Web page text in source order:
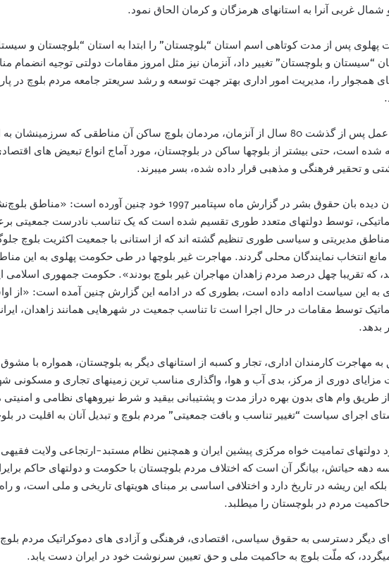
غربی آنرا به استانهای هرمزگان و کرمان الحاق نمود.
پهلوی پس از مدت کوتاهی اسم استان “بلوچستان” را ابتدا به استان “بلوچستان و
“سيستان و بلوچستان” تغيير داد، آنزمان نيز مثل امروز مقامات دولتی توجيه انضمام
همجوار را، مديريت امور اداری بهتر جهت توسعه و رشد سريعتر جامعه مردم بلوچ در
اما در عمل پس از گذشت 80 سال از آنزمان، مردمان بلوچ ساکن آن مناطقی که
شده است، حتی بیشتر از بلوچها ساکن در بلوچستان، مورد آماج انواع تبعيض های
و تحقیر فرهنگی و مذهبی قرار داده شده، بسر ميبرند.
سازمان دیده بان حقوق بشر در گزارش ماه سپتامبر 1997 خود چنين آورده است:
توسط دولتهای متعدد طوری تقسیم شده است که یک تناسب نادرست جمعیتی
مدیریتی و سیاسی طوری تنظیم گشته اند که از استانی با جمعيت اکثریت بلوچ
انتخاب نمایندگان محلی گردند. مهاجرت غیر بلوچها در طی حکومت پهلوی به این
که تقریبا چهل درصد مردم زاهدان مهاجران غیر بلوچ بودند». حکومت جمهوری اسلامی
توسط مقامات در حال اجرا است تا تناسب جمعیت در شهرهايی همانند زاهدان،
بدهد.
مهاجرت کارمندان اداری، تجار و کسبه از استانهای ديگر به بلوچستان، همواره با
مزايای دوری از مرکز، بدی آب و هوا، واگذاری مناسب ترين زمينهای تجاری و مسکونی
از طريق وام های بدون بهره دراز مدت و پشتيبانی بيقيد و شرط نيروههای نظامی و
اجرای سياست “تغيير تناسب و بافت جمعيتی” مردم بلوچ و تبديل آنان به اقليت در
دولتهای تماميت خواه مرکزی پيشين ایران و همچنین نظام مستبد-ارتجاعی ولايت
دهه حياتش، بیانگر آن است که اختلاف مردم بلوچستان با حکومت و دولتهای حاکم
بلکه این ريشه در تاريخ دارد و اختلافی اساسی بر مبنای هویتهای تاريخی و ملی است، و
مردم در بلوچستان را ميطلبد.
ديگر دسترسی به حقوق سياسی، اقتصادی، فرهنگی و آزادی های دموکراتيک مردم بلوچ
که ملّت بلوچ به حاکمیت ملی و حق تعیین سرنوشت خود در ایران دست یابد.